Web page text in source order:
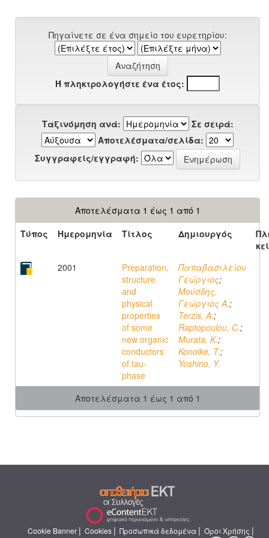
Πηγαίνετε σε ένα σημείο του ευρετηρίου:
Ή πληκτρολογήστε ένα έτος:
Ταξινόμηση ανά:
Σε σειρά:
Αποτελέσματα/σελίδα:
Συγγραφείς/εγγραφή:
Αποτελέσματα 1 έως 1 από 1
Τύπος
Ημερομηνία Τίτλος Δημιουργός
2001
Preparation,
structure
and
physical
properties
of some
new organic
conductors
of tau-
phase
Παπαβασιλείου
Γεώργιος;
Μούσδης,
Γεώργιος Α.;
Terzis, A.;
Raptopoulou, C.;
Murata, K.;
Konoike, T.;
Yoshino, Y.
Αποτελέσματα 1 έως 1 από 1
Cookie Banner | Cookies | Προσωπικά δεδομένα | Όροι Χρήσης |